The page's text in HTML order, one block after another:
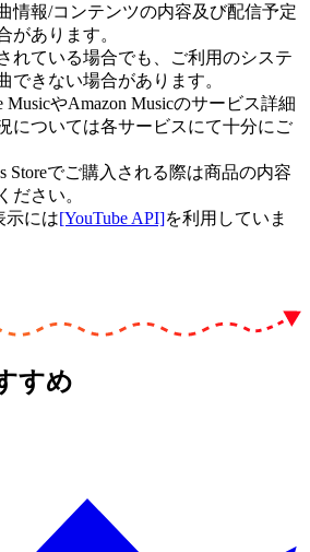
情報/コンテンツの内容及び配信予定
があります。
れている場合でも、ご利用のシステ
できない場合があります。
MusicやAmazon Musicのサービス詳細
については各サービスにて十分にご
Storeでご購入される際は商品の内容
ださい。
示には[YouTube API]を利用していま
すめ